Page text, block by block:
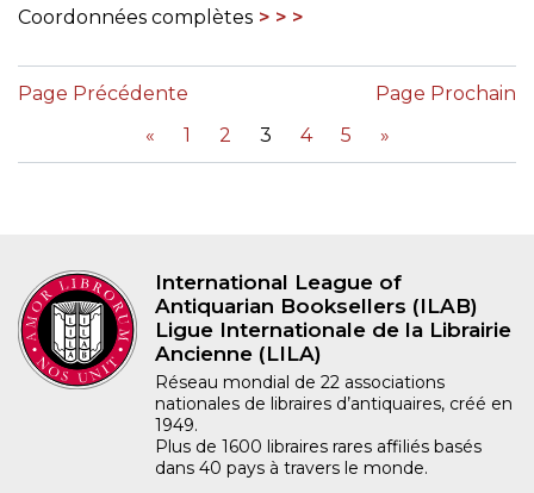
Coordonnées complètes
Page Précédente
«
1 2 3 4 5 »
Page Prochain
International League of
Antiquarian Booksellers (ILAB)
Ligue Internationale de la Librairie
Ancienne (LILA)
Réseau mondial de 22 associations
nationales de libraires d’antiquaires, créé en
1949.
Plus de 1600 libraires rares affiliés basés
dans 40 pays à travers le monde.